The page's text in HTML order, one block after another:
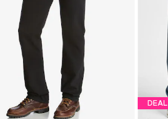
DEAL